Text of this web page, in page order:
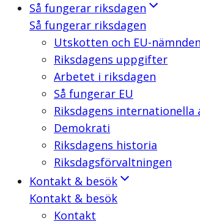
Så fungerar riksdagen
Så fungerar riksdagen
Utskotten och EU-nämnden
Riksdagens uppgifter
Arbetet i riksdagen
Så fungerar EU
Riksdagens internationella
Demokrati
Riksdagens historia
Riksdagsförvaltningen
Kontakt & besök
Kontakt & besök
Kontakt